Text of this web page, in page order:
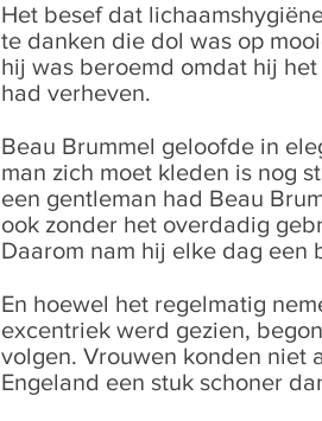
Het besef dat
te danken die dol was op
hij was beroemd omdat hij
had verheven.
Beau Brummel geloofde in
man zich moet kleden is nog
een gentleman had Beau
ook zonder het overdadig
Daarom nam hij elke dag een
En hoewel het regelmatig
excentriek werd gezien,
volgen. Vrouwen konden niet
Engeland een stuk schoner